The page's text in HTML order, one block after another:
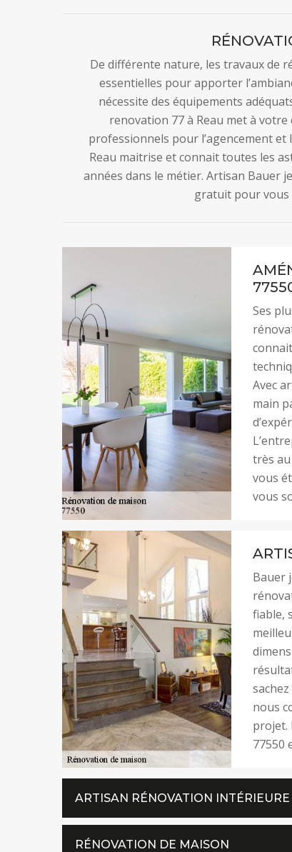
De différente nature, les travaux de
essentielles pour apporter
nécessite des équipements
renovation 77 à Reau met à
professionnels pour l’agencement
Reau maitrise et connait toutes les
années dans le métier. Artisan Bauer
gratuit pour vous
Ses
Avec
main
très
vous
vous
Bauer
fiable,
nous
projet.
77550
ARTISAN RÉNOVATION
RÉNOVATION DE MAISON